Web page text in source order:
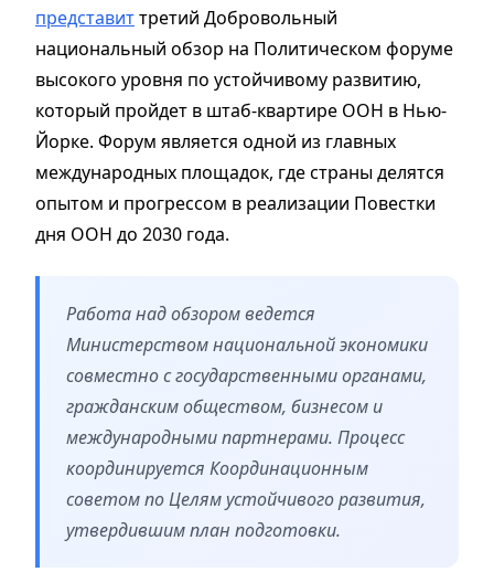
представиттретий Добровольный
национальный обзор на Политическом форуме
высокого уровня по устойчивому развитию,
который пройдет в штаб-квартире ООН в Нью-
Йорке. Форум является одной из главных
международных площадок, где страны делятся
опытом и прогрессом в реализации Повестки
дня ООН до 2030 года.
Работа над обзором ведется
Министерством национальной экономики
совместно с государственными органами,
гражданским обществом, бизнесом и
международными партнерами. Процесс
координируется Координационным
советом по Целям устойчивого развития,
утвердившим план подготовки.